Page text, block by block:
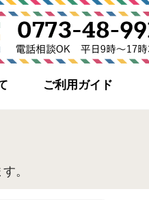
ご利用ガイド
。